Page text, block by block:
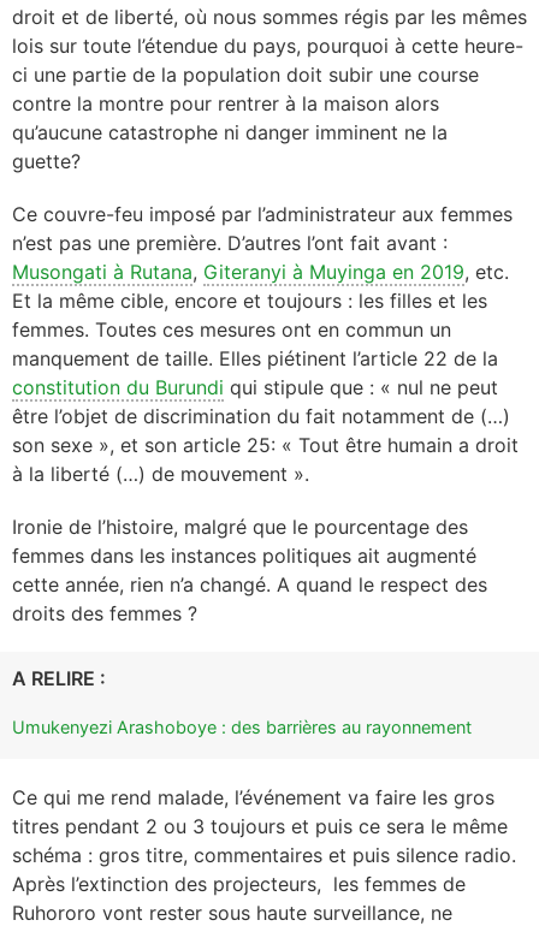
droit et de liberté, où nous sommes régis par les mêmes
lois sur toute l’étendue du pays, pourquoi à cette heure-
ci une partie de la population doit subir une course
contre la montre pour rentrer à la maison alors
qu’aucune catastrophe ni danger imminent ne la
guette?
Ce couvre-feu imposé par l’administrateur aux femmes
n’est pas une première. D’autres l’ont fait avant :
Musongati à Rutana, Giteranyi à Muyinga en 2019, etc.
Et la même cible, encore et toujours : les filles et les
femmes. Toutes ces mesures ont en commun un
manquement de taille. Elles piétinent l’article 22 de la
constitution du Burundi qui stipule que : « nul ne peut
être l’objet de discrimination du fait notamment de (…)
son sexe », et son article 25: « Tout être humain a droit
à la liberté (…) de mouvement ».
Ironie de l’histoire, malgré que le pourcentage des
femmes dans les instances politiques ait augmenté
cette année, rien n’a changé. A quand le respect des
droits des femmes ?
A RELIRE :
Umukenyezi Arashoboye : des barrières au rayonnement
Ce qui me rend malade, l’événement va faire les gros
titres pendant 2 ou 3 toujours et puis ce sera le même
schéma : gros titre, commentaires et puis silence radio.
Après l’extinction des projecteurs, les femmes de
Ruhororo vont rester sous haute surveillance, ne